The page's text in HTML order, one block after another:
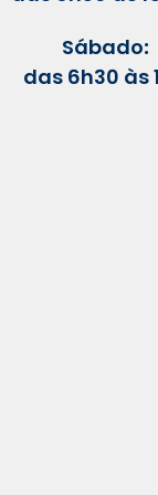
Sábado:
das 6h30 às